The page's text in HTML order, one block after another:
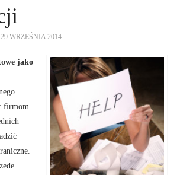
29 WRZEŚNIA 2014
jako
firmom